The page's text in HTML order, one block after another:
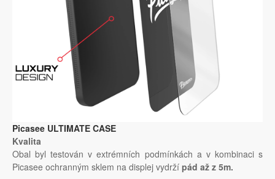
Picasee ULTIMATE CASE
Kvalita
Obal byl testován v extrémních podmínkách a v kombinaci s
Picasee ochranným sklem na displej vydrží pád až z 5m.